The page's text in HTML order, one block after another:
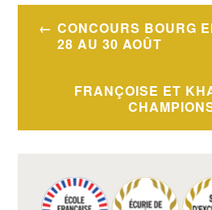
Navigation
l’article
CONCOURS BOURG
28 AU 30 AOÛT
FRANÇOISE ET